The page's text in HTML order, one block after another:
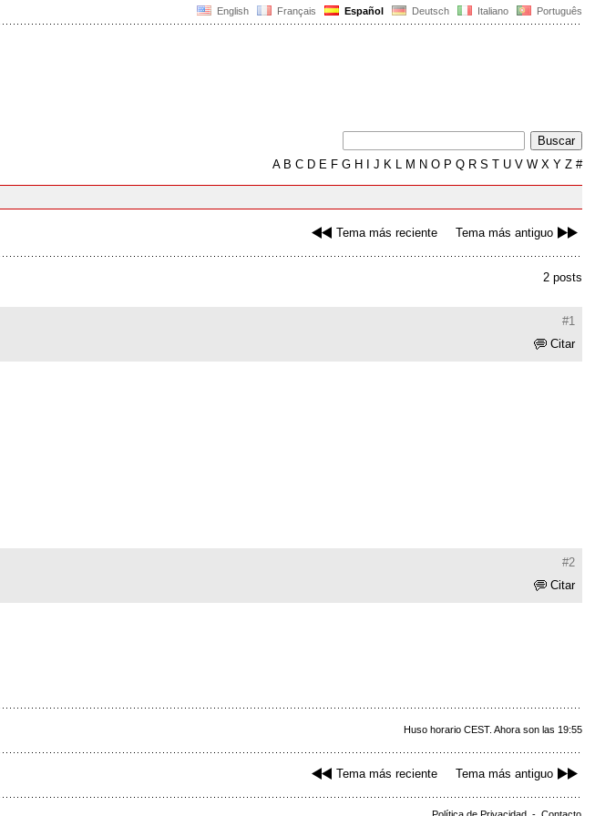
English Français Español Deutsch Italiano Português
AB C D E F G H J K L M N O P Q R S T U V W X Y Z #
Tema más reciente Tema más antiguo
2 posts
#1
Citar
#2
Citar
Huso horario CEST. Ahora son las 19:55
Tema más reciente Tema más antiguo